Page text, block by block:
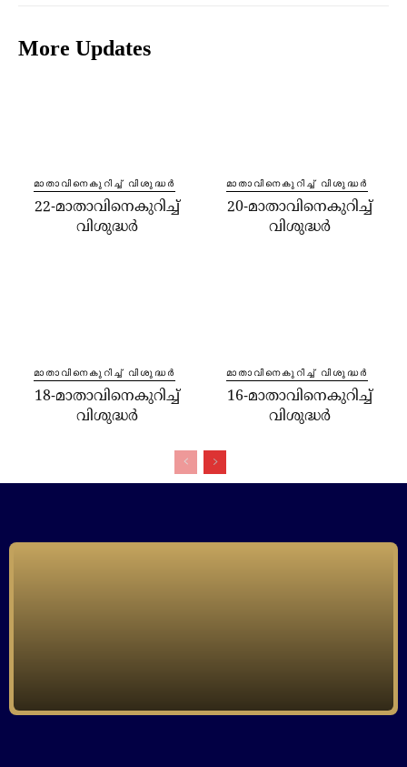
More Updates
മാതാവിനെകുറിച്ച്‌ വിശുദ്ധർ
22-മാതാവിനെകുറിച്ച്‌
വിശുദ്ധർ
മാതാവിനെകുറിച്ച്‌ വിശുദ്ധർ
20-മാതാവിനെകുറിച്ച്‌
വിശുദ്ധർ
മാതാവിനെകുറിച്ച്‌ വിശുദ്ധർ
18-മാതാവിനെകുറിച്ച്‌
വിശുദ്ധർ
മാതാവിനെകുറിച്ച്‌ വിശുദ്ധർ
16-മാതാവിനെകുറിച്ച്‌
വിശുദ്ധർ